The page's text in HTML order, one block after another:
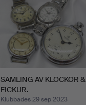
SAMLING AV KLOCKOR &
FICKUR.
Klubbades 29 sep 2023